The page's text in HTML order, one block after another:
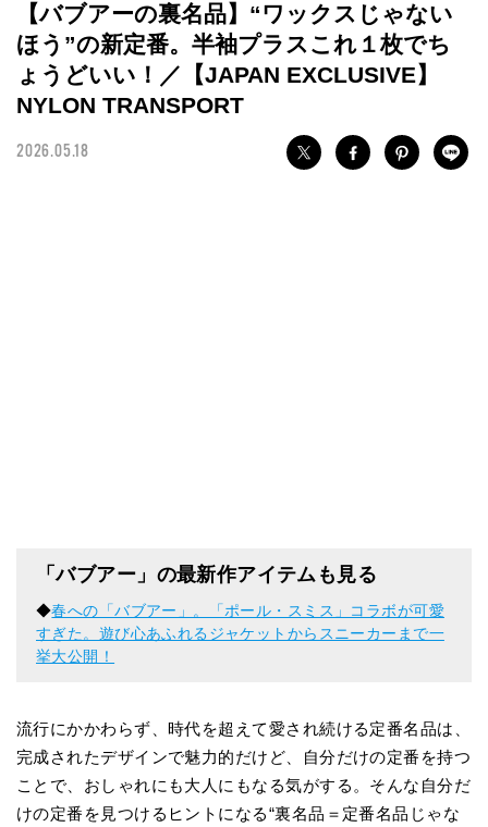
【バブアーの裏名品】“ワックスじゃない
ほう”の新定番。半袖プラスこれ１枚でち
ょうどいい！／【JAPAN EXCLUSIVE】
NYLON TRANSPORT
2026.05.18
「バブアー」の最新作アイテムも見る
◆春への「バブアー」。「ポール・スミス」コラボが可愛
すぎた。遊び心あふれるジャケットからスニーカーまで一
挙大公開！
流行にかかわらず、時代を超えて愛され続ける定番名品は、
完成されたデザインで魅力的だけど、自分だけの定番を持つ
ことで、おしゃれにも大人にもなる気がする。そんな自分だ
けの定番を見つけるヒントになる“裏名品＝定番名品じゃな